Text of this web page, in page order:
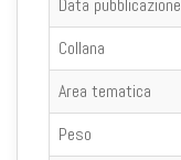
Data pubblicazione
Collana
Area tematica
Peso